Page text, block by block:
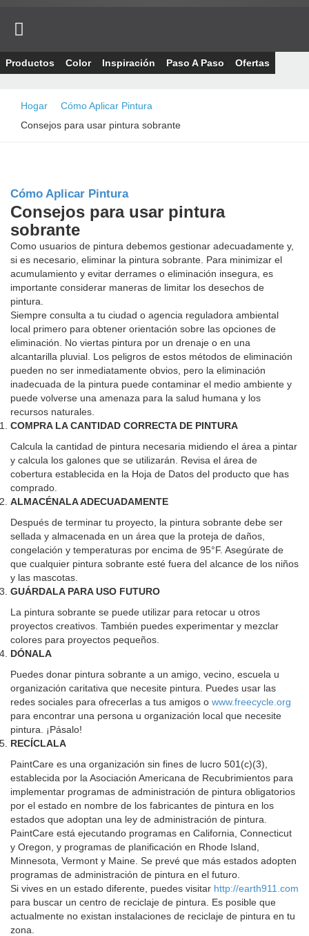
main
Productos
Color Inspiración Paso A Paso Ofertas
Hogar
Cómo Aplicar Pintura
Consejos para usar pintura sobrante
Cómo Aplicar Pintura
Consejos para usar pintura
sobrante
Como usuarios de pintura debemos gestionar adecuadamente y,
si es necesario, eliminar la pintura sobrante. Para minimizar el
acumulamiento y evitar derrames o eliminación insegura, es
importante considerar maneras de limitar los desechos de
pintura.
Siempre consulta a tu ciudad o agencia reguladora ambiental
local primero para obtener orientación sobre las opciones de
eliminación. No viertas pintura por un drenaje o en una
alcantarilla pluvial. Los peligros de estos métodos de eliminación
pueden no ser inmediatamente obvios, pero la eliminación
inadecuada de la pintura puede contaminar el medio ambiente y
puede volverse una amenaza para la salud humana y los
recursos naturales.
COMPRA LA CANTIDAD CORRECTA DE PINTURA
Calcula la cantidad de pintura necesaria midiendo el área a pintar
y calcula los galones que se utilizarán. Revisa el área de
cobertura establecida en la Hoja de Datos del producto que has
comprado.
ALMACÉNALA ADECUADAMENTE
Después de terminar tu proyecto, la pintura sobrante debe ser
sellada y almacenada en un área que la proteja de daños,
congelación y temperaturas por encima de 95°F. Asegúrate de
que cualquier pintura sobrante esté fuera del alcance de los niños
y las mascotas.
GUÁRDALA PARA USO FUTURO
La pintura sobrante se puede utilizar para retocar u otros
proyectos creativos. También puedes experimentar y mezclar
colores para proyectos pequeños.
DÓNALA
Puedes donar pintura sobrante a un amigo, vecino, escuela u
organización caritativa que necesite pintura. Puedes usar las
redes sociales para ofrecerlas a tus amigos o www.freecycle.org
para encontrar una persona u organización local que necesite
pintura. ¡Pásalo!
RECÍCLALA
PaintCare es una organización sin fines de lucro 501(c)(3),
establecida por la Asociación Americana de Recubrimientos para
implementar programas de administración de pintura obligatorios
por el estado en nombre de los fabricantes de pintura en los
estados que adoptan una ley de administración de pintura.
PaintCare está ejecutando programas en California, Connecticut
y Oregon, y programas de planificación en Rhode Island,
Minnesota, Vermont y Maine. Se prevé que más estados adopten
programas de administración de pintura en el futuro.
Si vives en un estado diferente, puedes visitar http://earth911.com
para buscar un centro de reciclaje de pintura. Es posible que
actualmente no existan instalaciones de reciclaje de pintura en tu
zona.